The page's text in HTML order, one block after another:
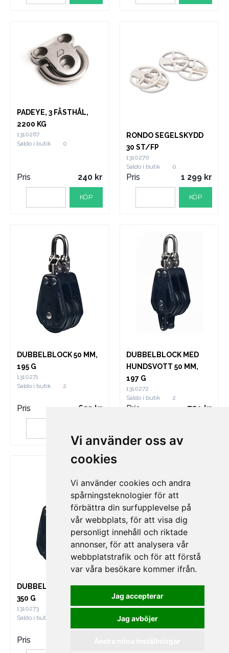
Vi använder oss av
cookies
Vi använder cookies och andra
spårningsteknologier för att
förbättra din surfupplevelse på
vår webbplats, för att visa dig
personligt innehåll och riktade
annonser, för att analysera vår
webbplatstrafik och för att förstå
var våra besökare kommer ifrån.
Jag accepterar
Jag avböjer
PADEYE, 3 FÄSTHÅL,
2200 KG
1310267
Saldo i butik
0
Pris 240
KÖP
RONDO SEGELSKYDD
30 ST/FP
1310270
Saldo i butik
0
Pris 1 299
KÖP
DUBBELBLOCK 50 MM,
195 G
1310271
Saldo i butik
2
Pris 655
DUBBELBLOCK MED
HUNDSVOTT 50 MM,
197 G
1310272
Saldo i butik
2
Pris 739
DUBBELBLOCK 60 MM,
350 G
1310273
Saldo i butik
Pris
DUBBELBLOCK MED
HUNDSVOTT 60 MM,
360 G
1310274
Saldo i butik
2